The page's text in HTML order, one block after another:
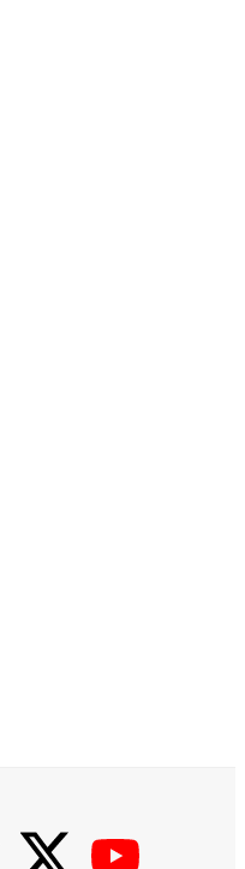
【threads】 【Twitter】